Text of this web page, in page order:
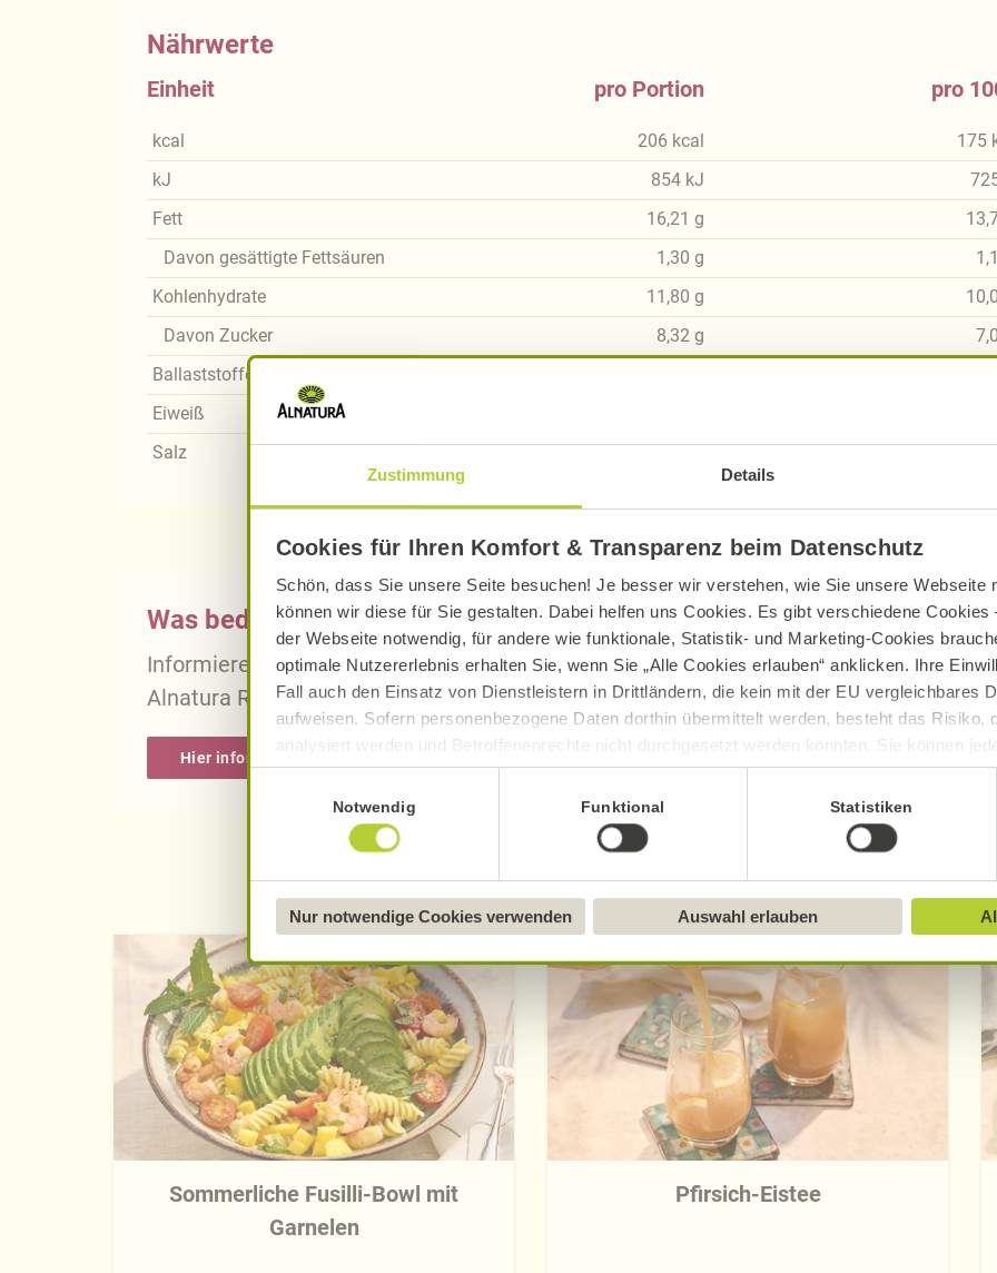
Zustimmung Details
Cookies für Ihren Komfort & Transparenz beim Datenschutz
Schön, dass Sie unsere Seite besuchen! Je besser wir verstehen, wie Sie unsere Webseite
können wir diese für Sie gestalten. Dabei helfen uns Cookies. Es gibt verschiedene Cookies
der Webseite notwendig, für andere wie funktionale, Statistik- und Marketing-Cookies
optimale Nutzererlebnis erhalten Sie, wenn Sie „Alle Cookies erlauben“ anklicken. Ihre
Fall auch den Einsatz von Dienstleistern in Drittländern, die kein mit der EU vergleichbares
aufweisen. Sofern personenbezogene Daten dorthin übermittelt werden, besteht das Risiko,
analysiert werden und Betroffenenrechte nicht durchgesetzt werden könnten. Sie können
Datenverarbeitung und -übermittlung widerrufen und Tools deaktivieren. Ausführliche
Datenschutzerklärung
Näheres über uns erfahren Sie in unseremImpressum
Notwendig Funktional Statistiken
Nur notwendige Cookies verwenden Auswahl erlauben
Nährwerte
Einheit
kcal
kJ
Fett
Davon gesättigte Fettsäuren
Kohlenhydrate
Davon Zucker
Ballaststoffe
Eiweiß
Salz
pro Portion
206 kcal
854 kJ
16,21 g
1,30 g
11,80 g
8,32 g
pro
175
Was bedeutet vegan, vegetarisch, gluten- und laktosefrei bei Alnatura
Informieren Sie sich über die genaue Erklärung der Kennzeichnung von veganen,
Alnatura Rezepten.
Hier informieren
Entdecken Sie weitere Rezepte
Sommerliche Fusilli-Bowl mit
Garnelen
Pfirsich-Eistee